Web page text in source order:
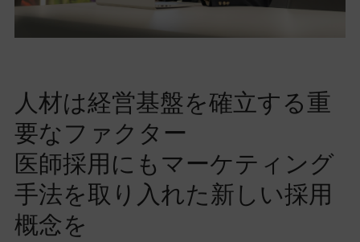
人材は経営基盤を確立する重
要なファクター
医師採用にもマーケティング
手法を取り入れた新しい採用
概念を